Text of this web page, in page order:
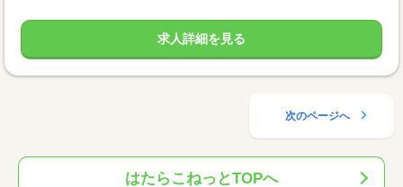
求人詳細を見る
次のページへ
はたらこねっとTOPへ